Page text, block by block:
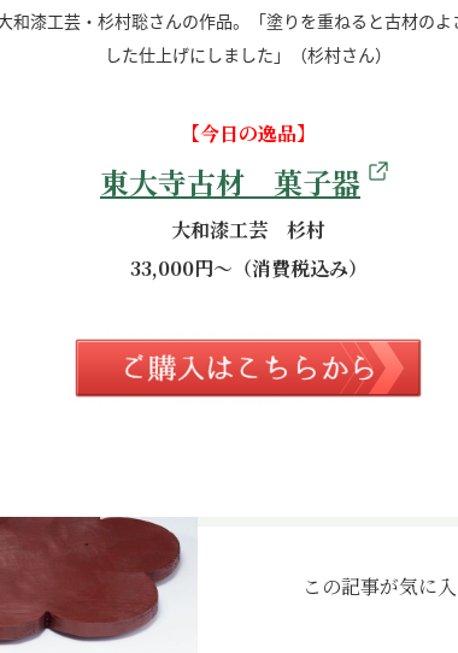
和漆工芸・杉村聡さんの作品。「塗りを重ねると古材の
した仕上げにしました」（杉村さん）
【今日の逸品】
東大寺古材 菓子器
大和漆工芸 杉村
33,000円～（消費税込み）
この記事が気に